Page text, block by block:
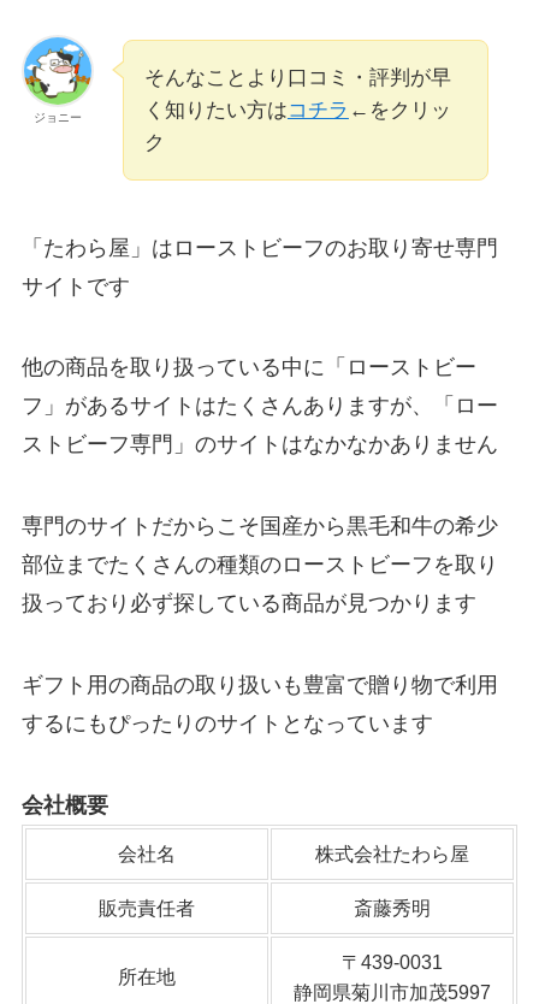
ジョニー
そんなことより口コミ・評判が早
く知りたい方はコチラ ←をクリッ
ク
「たわら屋」はローストビーフのお取り寄せ専門
サイトです
他の商品を取り扱っている中に「ローストビー
フ」があるサイトはたくさんありますが、「ロー
ストビーフ専門」のサイトはなかなかありません
専門のサイトだからこそ国産から黒毛和牛の希少
部位までたくさんの種類のローストビーフを取り
扱っており必ず探している商品が見つかります
ギフト用の商品の取り扱いも豊富で贈り物で利用
するにもぴったりのサイトとなっています
会社概要
会社名 株式会社たわら屋
販売責任者 斎藤秀明
所在地
〒439-0031
静岡県菊川市加茂5997